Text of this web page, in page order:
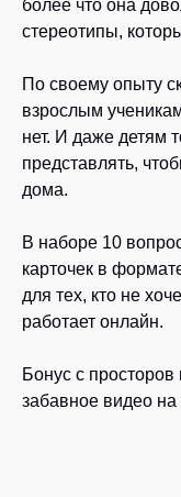
более что она
стереотипы,
По своему опыту
взрослым
нет. И даже детям
представлять,
дома.
В наборе 10
карточек в
для тех, кто не
работает онлайн.
Бонус с
забавное видео